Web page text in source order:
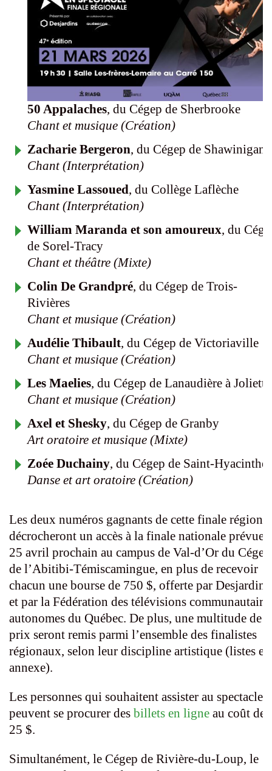
50 Appalaches, du Cégep de Sherbrooke
Chant et musique (Création)
Zacharie Bergeron, du Cégep de Shawinigan
Chant (Interprétation)
Yasmine Lassoued, du Collège Laflèche
Chant (Interprétation)
William Maranda et son amoureux, du
de Sorel-Tracy
Chant et théâtre (Mixte)
Colin De Grandpré, du Cégep de Trois-
Rivières
Chant et musique (Création)
Audélie Thibault, du Cégep de Victoriaville
Chant et musique (Création)
Les Maelies, du Cégep de Lanaudière à Joliette
Chant et musique (Création)
Axel et Shesky, du Cégep de Granby
Art oratoire et musique (Mixte)
Zoée Duchainy, du Cégep de Saint-Hyacinthe
Danse et art oratoire (Création)
Les deux numéros gagnants de cette finale
décrocheront un accès à la finale nationale prévue
25 avril prochain au campus de Val-d’Or du Cégep
de l’Abitibi-Témiscamingue, en plus de recevoir
chacun une bourse de 750 $, offerte par Desjardins
et par la Fédération des télévisions
autonomes du Québec. De plus, une multitude de
prix seront remis parmi l’ensemble des finalistes
régionaux, selon leur discipline artistique (listes en
annexe).
Les personnes qui souhaitent assister au spectacle
peuvent se procurer des billets en ligne au coût de
25 $.
Simultanément, le Cégep de Rivière-du-Loup, le